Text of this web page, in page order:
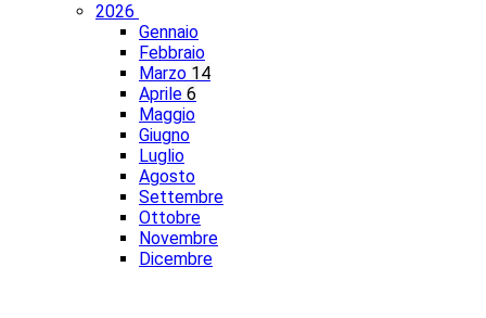
2026
Gennaio
Febbraio
Marzo 14
Aprile 6
Maggio
Giugno
Luglio
Agosto
Settembre
Ottobre
Novembre
Dicembre